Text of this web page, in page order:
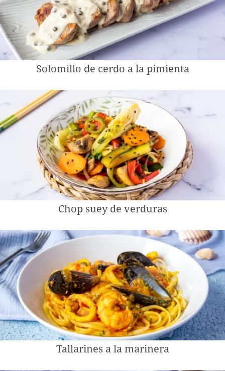
Solomillo de cerdo a la pimienta
Chop suey de verduras
Tallarines a la marinera